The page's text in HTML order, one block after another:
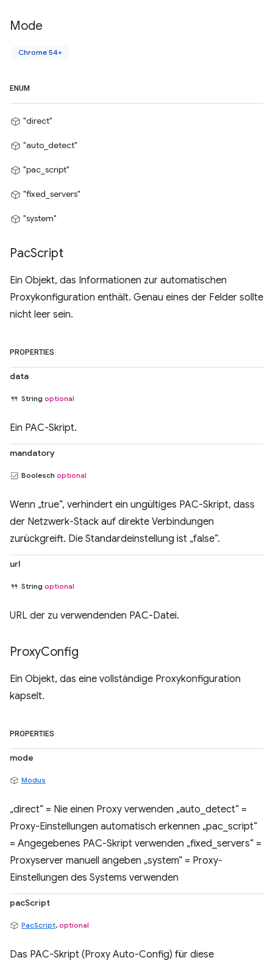
Mode
Chrome 54+
ENUM
"direct"
"auto_detect"
"pac_script"
"fixed_servers"
"system"
PacScript
Ein Objekt, das Informationen zur automatischen
Proxykonfiguration enthält. Genau eines der Felder sollte
nicht leer sein.
PROPERTIES
data
String optional
Ein PAC-Skript.
mandatory
Boolesch optional
Wenn „true“, verhindert ein ungültiges PAC-Skript, dass
der Netzwerk-Stack auf direkte Verbindungen
zurückgreift. Die Standardeinstellung ist „false“.
url
String optional
URL der zu verwendenden PAC-Datei.
ProxyConfig
Ein Objekt, das eine vollständige Proxykonfiguration
kapselt.
PROPERTIES
mode
Modus
„direct“ = Nie einen Proxy verwenden „auto_detect“ =
Proxy-Einstellungen automatisch erkennen „pac_script“
= Angegebenes PAC-Skript verwenden „fixed_servers“ =
Proxyserver manuell angeben „system“ = Proxy-
Einstellungen des Systems verwenden
pacScript
PacScript, optional
Das PAC-Skript (Proxy Auto-Config) für diese